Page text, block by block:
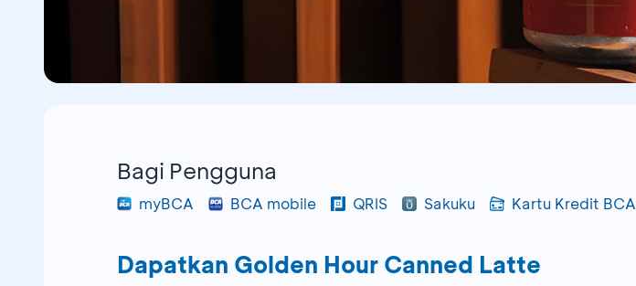
Bagi Pengguna
myBCA BCA mobile QRIS Sakuku Kartu Kredit BCA
Dapatkan Golden Hour Canned Latte